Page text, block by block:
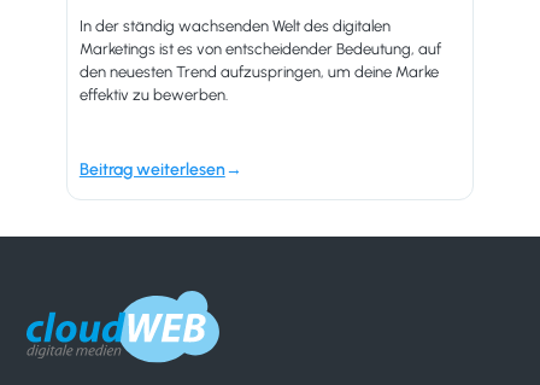
In der ständig wachsenden Welt des digitalen
Marketings ist es von entscheidender Bedeutung, auf
den neuesten Trend aufzuspringen, um deine Marke
effektiv zu bewerben.
Beitrag weiterlesen